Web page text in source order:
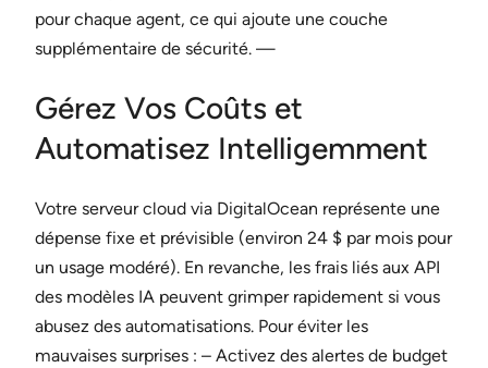
pour chaque agent, ce qui ajoute une couche
supplémentaire de sécurité. —
Gérez Vos Coûts et
Automatisez Intelligemment
Votre serveur cloud via DigitalOcean représente une
dépense fixe et prévisible (environ 24 $ par mois pour
un usage modéré). En revanche, les frais liés aux API
des modèles IA peuvent grimper rapidement si vous
abusez des automatisations. Pour éviter les
mauvaises surprises : – Activez des alertes de budget